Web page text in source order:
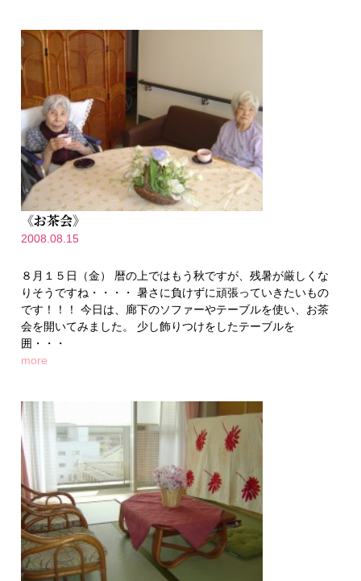
《お茶会》
2008.08.15
８月１５日（金） 暦の上ではもう秋ですが、残暑が厳しくな
りそうですね・・・・ 暑さに負けずに頑張っていきたいもの
です！！！ 今日は、廊下のソファーやテーブルを使い、お茶
会を開いてみました。 少し飾りつけをしたテーブルを
囲・・・
more